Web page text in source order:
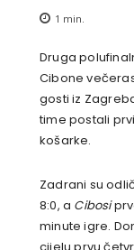
1 min.
Druga
Cibone
gosti iz
time postali
košarke.
Zadrani su
8:0, a Cibosi
minute igre.